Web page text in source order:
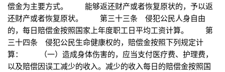
偿金为主要方式。 能够返还财产或者恢复原状的，予以返
还财产或者恢复原状。 第三十三条 侵犯公民人身自由
的，每日赔偿金按照国家上年度职工日平均工资计算。 第
三十四条 侵犯公民生命健康权的，赔偿金按照下列规定计
算： （一）造成身体伤害的，应当支付医疗费、护理费，
以及赔偿因误工减少的收入。减少的收入每日的赔偿金按照国